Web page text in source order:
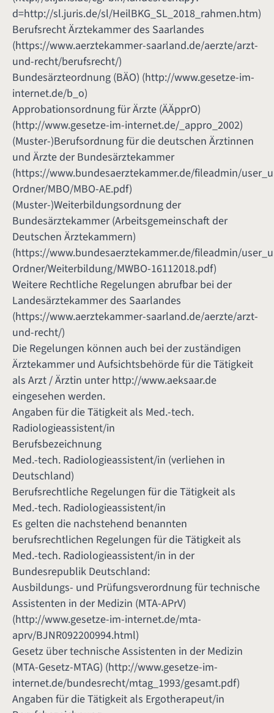
d=http://sl.juris.de/sl/HeilBKG_SL_2018_rahmen.htm)
Berufsrecht Ärztekammer des Saarlandes
(https://www.aerztekammer-saarland.de/aerzte/arzt-
und-recht/berufsrecht/)
Bundesärzteordnung (BÄO) (http://www.gesetze-im-
internet.de/b_o)
Approbationsordnung für Ärzte (ÄÄpprO)
(http://www.gesetze-im-internet.de/_appro_2002)
(Muster-)Berufsordnung für die deutschen Ärztinnen
und Ärzte der Bundesärztekammer
(https://www.bundesaerztekammer.de/fileadmin/
Ordner/MBO/MBO-AE.pdf)
(Muster-)Weiterbildungsordnung der
Bundesärztekammer (Arbeitsgemeinschaft der
Deutschen Ärztekammern)
(https://www.bundesaerztekammer.de/fileadmin/
Ordner/Weiterbildung/MWBO-16112018.pdf)
Weitere Rechtliche Regelungen abrufbar bei der
Landesärztekammer des Saarlandes
(https://www.aerztekammer-saarland.de/aerzte/arzt-
und-recht/)
Die Regelungen können auch bei der zuständigen
Ärztekammer und Aufsichtsbehörde für die Tätigkeit
als Arzt / Ärztin unterhttp://www.aeksaar.de
eingesehen werden.
Angaben für die Tätigkeit als Med.-tech.
Radiologieassistent/in
Berufsbezeichnung
Med.-tech. Radiologieassistent/in (verliehen in
Deutschland)
Berufsrechtliche Regelungen für die Tätigkeit als
Med.-tech. Radiologieassistent/in
Es gelten die nachstehend benannten
berufsrechtlichen Regelungen für die Tätigkeit als
Med.-tech. Radiologieassistent/in in der
Bundesrepublik Deutschland:
Ausbildungs- und Prüfungsverordnung für technische
Assistenten in der Medizin (MTA-APrV)
(http://www.gesetze-im-internet.de/mta-
aprv/BJNR092200994.html)
Gesetz über technische Assistenten in der Medizin
(MTA-Gesetz-MTAG) (http://www.gesetze-im-
internet.de/bundesrecht/mtag_1993/gesamt.pdf)
Angaben für die Tätigkeit als Ergotherapeut/in